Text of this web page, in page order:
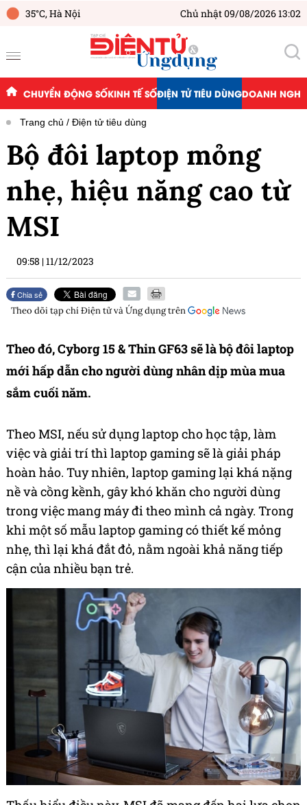
35°C,Hà Nội Chủ nhật 09/08/2026 13:02
CHUYỂN ĐỘNG SỐKINH TẾ SỐĐIỆN TỬ TIÊU DÙNGDOANH
Trang chủ Điện tử tiêu dùng
Bộ đôi laptop mỏng
nhẹ, hiệu năng cao từ
MSI
09:58 |11/12/2023
Chia sẻ
Theo dõi tạp chíĐiện tử và Ứng dụngtrên
Theo đó, Cyborg 15 & Thin GF63 sẽ là bộ đôi laptop
mới hấp dẫn cho người dùng nhân dịp mùa mua
sắm cuối năm.
Theo MSI, nếu sử dụng laptop cho học tập, làm
việc và giải trí thì laptop gaming sẽ là giải pháp
hoàn hảo. Tuy nhiên, laptop gaming lại khá nặng
nề và cồng kềnh, gây khó khăn cho người dùng
trong việc mang máy đi theo mình cả ngày. Trong
khi một số mẫu laptop gaming có thiết kế mỏng
nhẹ, thì lạikhá đắt đỏ, nằm ngoài khả năng tiếp
cận của nhiều bạn trẻ.